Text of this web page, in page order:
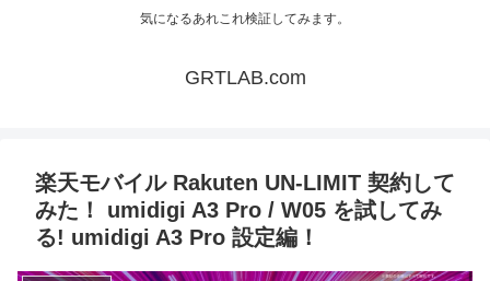
気になるあれこれ検証してみます。
GRTLAB.com
楽天モバイル Rakuten UN-LIMIT 契約して
みた！ umidigi A3 Pro / W05 を試してみ
る! umidigi A3 Pro 設定編！